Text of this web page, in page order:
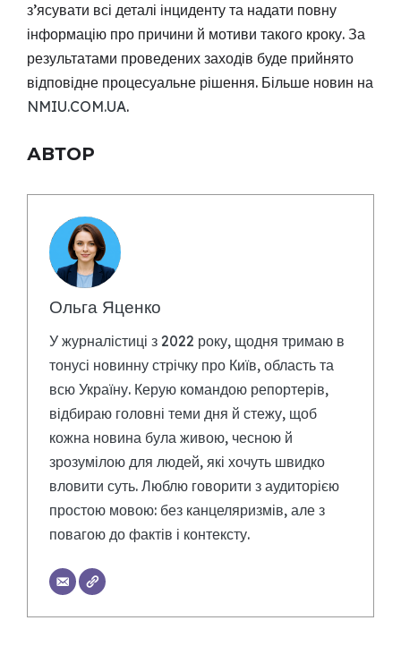
з’ясувати всі деталі інциденту та надати повну
інформацію про причини й мотиви такого кроку. За
результатами проведених заходів буде прийнято
відповідне процесуальне рішення. Більше новин на
NMIU.COM.UA.
АВТОР
Ольга Яценко
У журналістиці з 2022 року, щодня тримаю в
тонусі новинну стрічку про Київ, область та
всю Україну. Керую командою репортерів,
відбираю головні теми дня й стежу, щоб
кожна новина була живою, чесною й
зрозумілою для людей, які хочуть швидко
вловити суть. Люблю говорити з аудиторією
простою мовою: без канцеляризмів, але з
повагою до фактів і контексту.